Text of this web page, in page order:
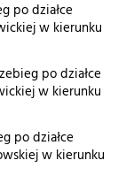
po działce
w kierunku
po działce
w kierunku
po działce
w kierunku